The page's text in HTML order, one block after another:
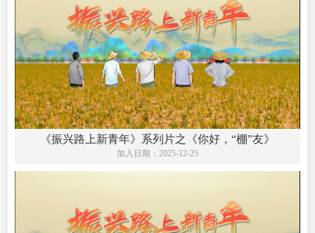
《振兴路上新青年》系列片之《你好，“棚”友》
加入日期： 2025-12-25